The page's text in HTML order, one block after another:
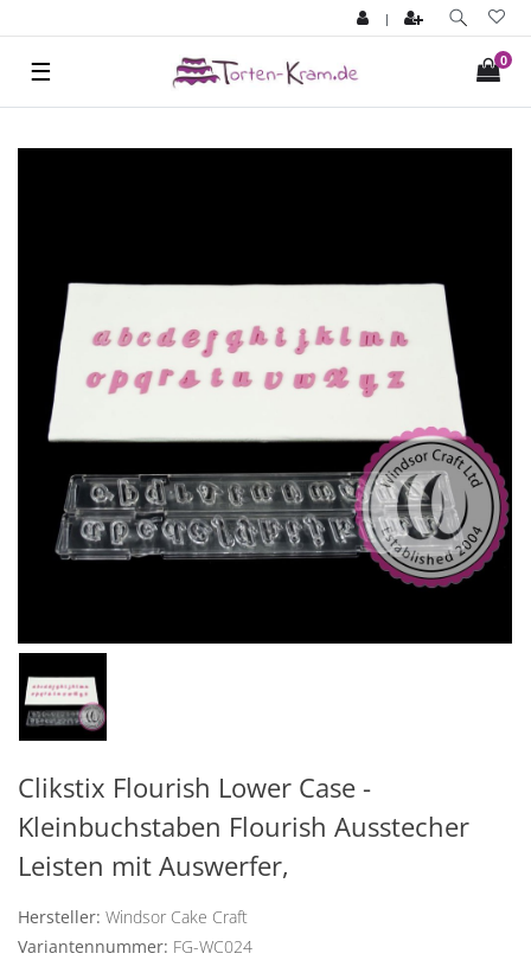
|
0
☰
Clikstix Flourish Lower Case -
Kleinbuchstaben Flourish Ausstecher
Leisten mit Auswerfer,
Hersteller: Windsor Cake Craft
Variantennummer: FG-WC024